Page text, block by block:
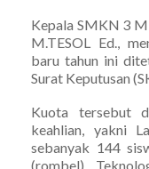
Kepala SMKN 3
M.TESOL Ed.,
baru tahun ini
Surat Keputusan
Kuota tersebut
keahlian, yakni
sebanyak 144
(rombel),